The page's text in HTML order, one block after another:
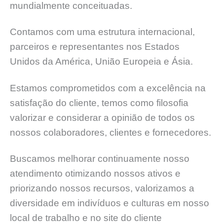
mundialmente conceituadas.
Contamos com uma estrutura internacional,
parceiros e representantes nos Estados
Unidos da América, União Europeia e Ásia.
Estamos comprometidos com a excelência na
satisfação do cliente, temos como filosofia
valorizar e considerar a opinião de todos os
nossos colaboradores, clientes e fornecedores.
Buscamos melhorar continuamente nosso
atendimento otimizando nossos ativos e
priorizando nossos recursos, valorizamos a
diversidade em indivíduos e culturas em nosso
local de trabalho e no site do cliente